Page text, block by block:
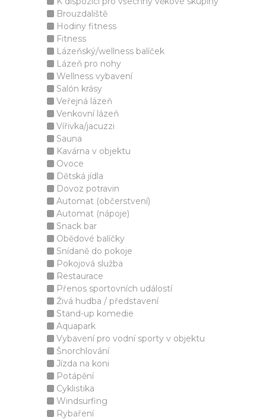
Brouzdaliště
Hodiny fitness
Fitness
Lázeňský/wellness balíček
Lázeň pro nohy
Wellness vybavení
Salón krásy
Veřejná lázeň
Venkovní lázeň
Vířivka/jacuzzi
Sauna
Kavárna v objektu
Ovoce
Dětská jídla
Dovoz potravin
Automat (občerstvení)
Automat (nápoje)
Snack bar
Obědové balíčky
Snídaně do pokoje
Pokojová služba
Restaurace
Přenos sportovních událostí
Živá hudba / představení
Stand-up komedie
Aquapark
Vybavení pro vodní sporty v objektu
Šnorchlování
Jízda na koni
Potápění
Cyklistika
Windsurfing
Rybaření